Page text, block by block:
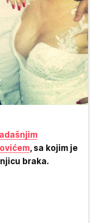
, sa kojim je
braka.